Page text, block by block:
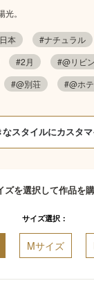
。
本 #ナチュラル
#2月 #@リビ
#@別荘 #@ホ
なスタイルにカスタ
ズを選択して作品を
サイズ選択：
Mサイズ